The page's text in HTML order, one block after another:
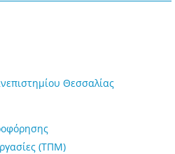
Θεσσαλίας
(ΤΠΜ)